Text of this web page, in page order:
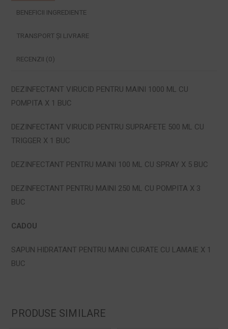
BENEFICII INGREDIENTE
TRANSPORT ȘI LIVRARE
RECENZII (0)
DEZINFECTANT VIRUCID PENTRU MAINI 1000 ML CU
POMPITA X 1 BUC
DEZINFECTANT VIRUCID PENTRU SUPRAFETE 500 ML CU
TRIGGER X 1 BUC
DEZINFECTANT PENTRU MAINI 100 ML CU SPRAY X 5 BUC
DEZINFECTANT PENTRU MAINI 250 ML CU POMPITA X 3
BUC
CADOU
SAPUN HIDRATANT PENTRU MAINI CURATE CU LAMAIE X 1
BUC
PRODUSE SIMILARE